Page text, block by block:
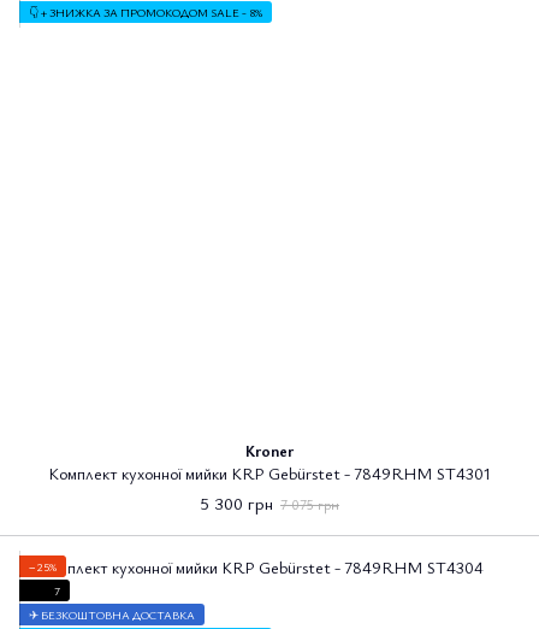
👇 + ЗНИЖКА ЗА ПРОМОКОДОМ SALE - 8%
Kroner
Комплект кухонної мийки KRP Gebürstet - 7849RHM ST4301
5 300 грн 7 075 грн
−25%
7
✈ БЕЗКОШТОВНА ДОСТАВКА